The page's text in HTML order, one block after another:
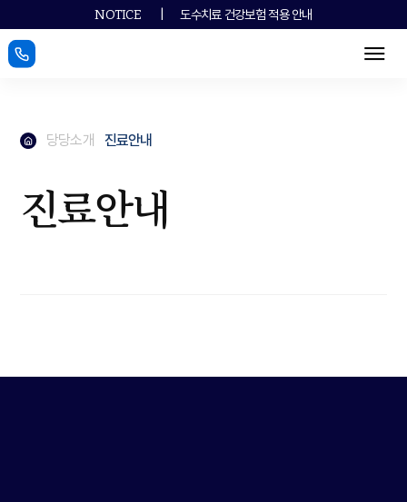
NOTICE 도수치료 건강보험 적용 안내
메뉴
메인페이지로
당당소개 진료안내
진료안내